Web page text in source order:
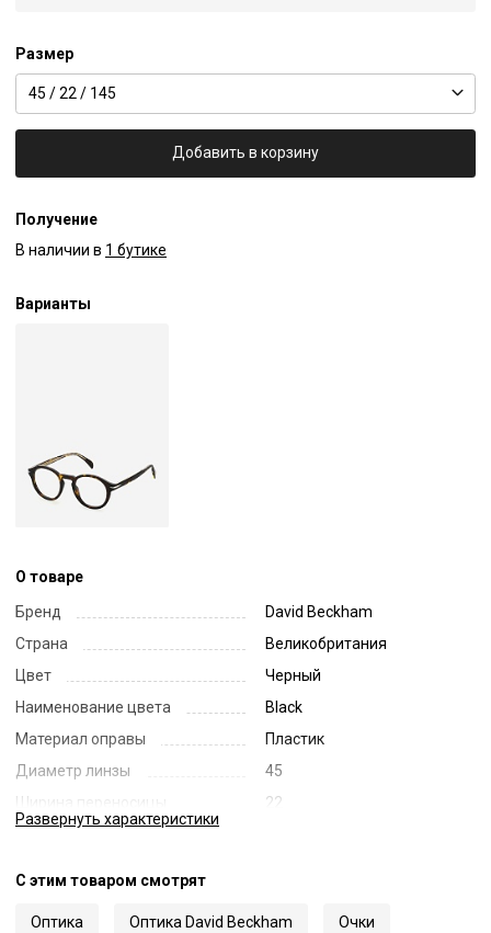
Размер
45 / 22 / 145
Добавить в корзину
Получение
В наличии в 1 бутике
Варианты
О товаре
Бренд
David Beckham
Страна
Великобритания
Цвет
Черный
Наименование цвета
Black
Материал оправы
Пластик
Диаметр линзы
45
Ширина переносицы
22
Развернуть характеристики
С этим товаром смотрят
Оптика Оптика David Beckham Очки